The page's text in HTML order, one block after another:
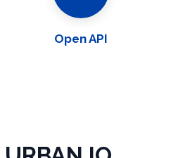
Open API